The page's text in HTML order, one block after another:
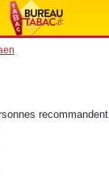
recommandent